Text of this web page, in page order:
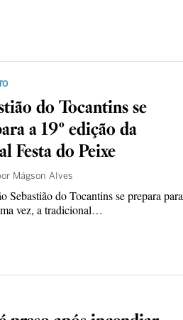
do Tocantins se
a 19º edição da
Festa do Peixe
Mágson Alves
Sebastião do Tocantins se prepara para
vez, a tradicional…